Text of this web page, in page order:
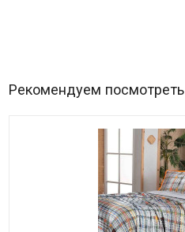
Рекомендуем посмотреть